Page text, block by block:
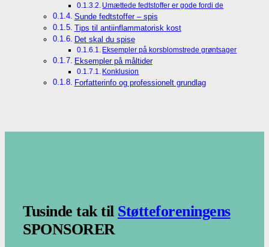
Umættede fedtstoffer er gode fordi de
Sunde fedtstoffer – spis
Tips til antiinflammatorisk kost
Det skal du spise
Eksempler på korsblomstrede grøntsager
Eksempler på måltider
Konklusion
Forfatterinfo og professionelt grundlag
Tusinde tak til Støtteforeningens
SPONSORER